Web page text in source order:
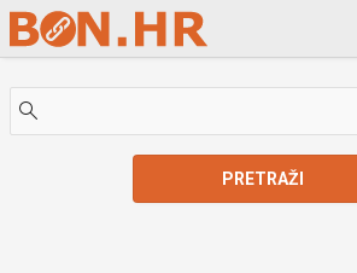
Skip to Main Content
PRETRAŽI